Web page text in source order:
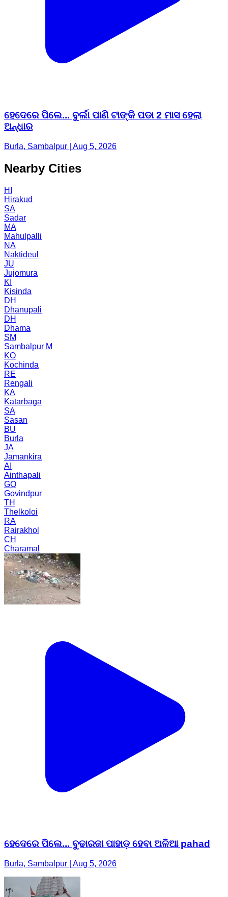
ହେଦେରେ ପିଲେ... ବୁର୍ଲା ପାଣି ଟାଙ୍କି ପଡା 2 ମାସ ହେଲା
ଅନ୍ଧାର
Burla, Sambalpur | Aug 5, 2026
Nearby Cities
HI
Hirakud
SA
Sadar
MA
Mahulpalli
NA
Naktideul
JU
Jujomura
KI
Kisinda
DH
Dhanupali
DH
Dhama
SM
Sambalpur M
KO
Kochinda
RE
Rengali
KA
Katarbaga
SA
Sasan
BU
Burla
JA
Jamankira
AI
Ainthapali
GO
Govindpur
TH
Thelkoloi
RA
Rairakhol
CH
Charamal
ହେଦେରେ ପିଲେ... ବୁଢାରଜା ପାହାଡ଼ ହେବା ଅଳିଆ pahad
Burla, Sambalpur | Aug 5, 2026